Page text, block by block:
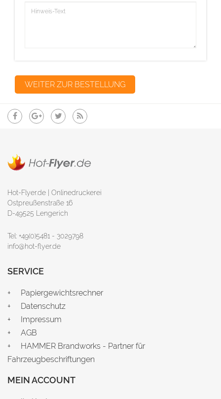
Hot-Flyer.de | Onlinedruckerei
Ostpreußenstraße 16
D-49525 Lengerich
Tel: +49(0)5481 - 3029798
info@hot-flyer.de
SERVICE
Papiergewichtsrechner
Datenschutz
Impressum
AGB
HAMMER Brandworks - Partner für
Fahrzeugbeschriftungen
MEIN ACCOUNT